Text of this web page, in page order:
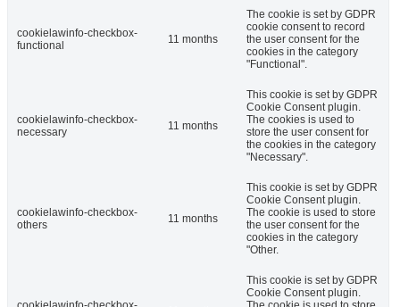
cookielawinfo-checkbox-
functional
11 months
The cookie is set by GDPR
cookie consent to record
the user consent for the
cookies in the category
"Functional".
cookielawinfo-checkbox-
necessary
11 months
This cookie is set by GDPR
Cookie Consent plugin.
The cookies is used to
store the user consent for
the cookies in the category
"Necessary".
cookielawinfo-checkbox-
others
11 months
This cookie is set by GDPR
Cookie Consent plugin.
The cookie is used to store
the user consent for the
cookies in the category
"Other.
This cookie is set by GDPR
Cookie Consent plugin.